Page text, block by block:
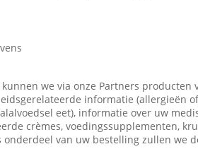
we via onze Partners producten
informatie (allergieën
eet), informatie over uw
crèmes, voedingssupplementen,
van uw bestelling zullen we